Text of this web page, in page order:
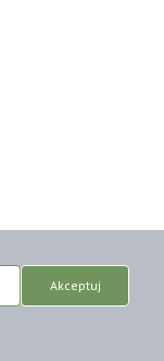
Akceptuj